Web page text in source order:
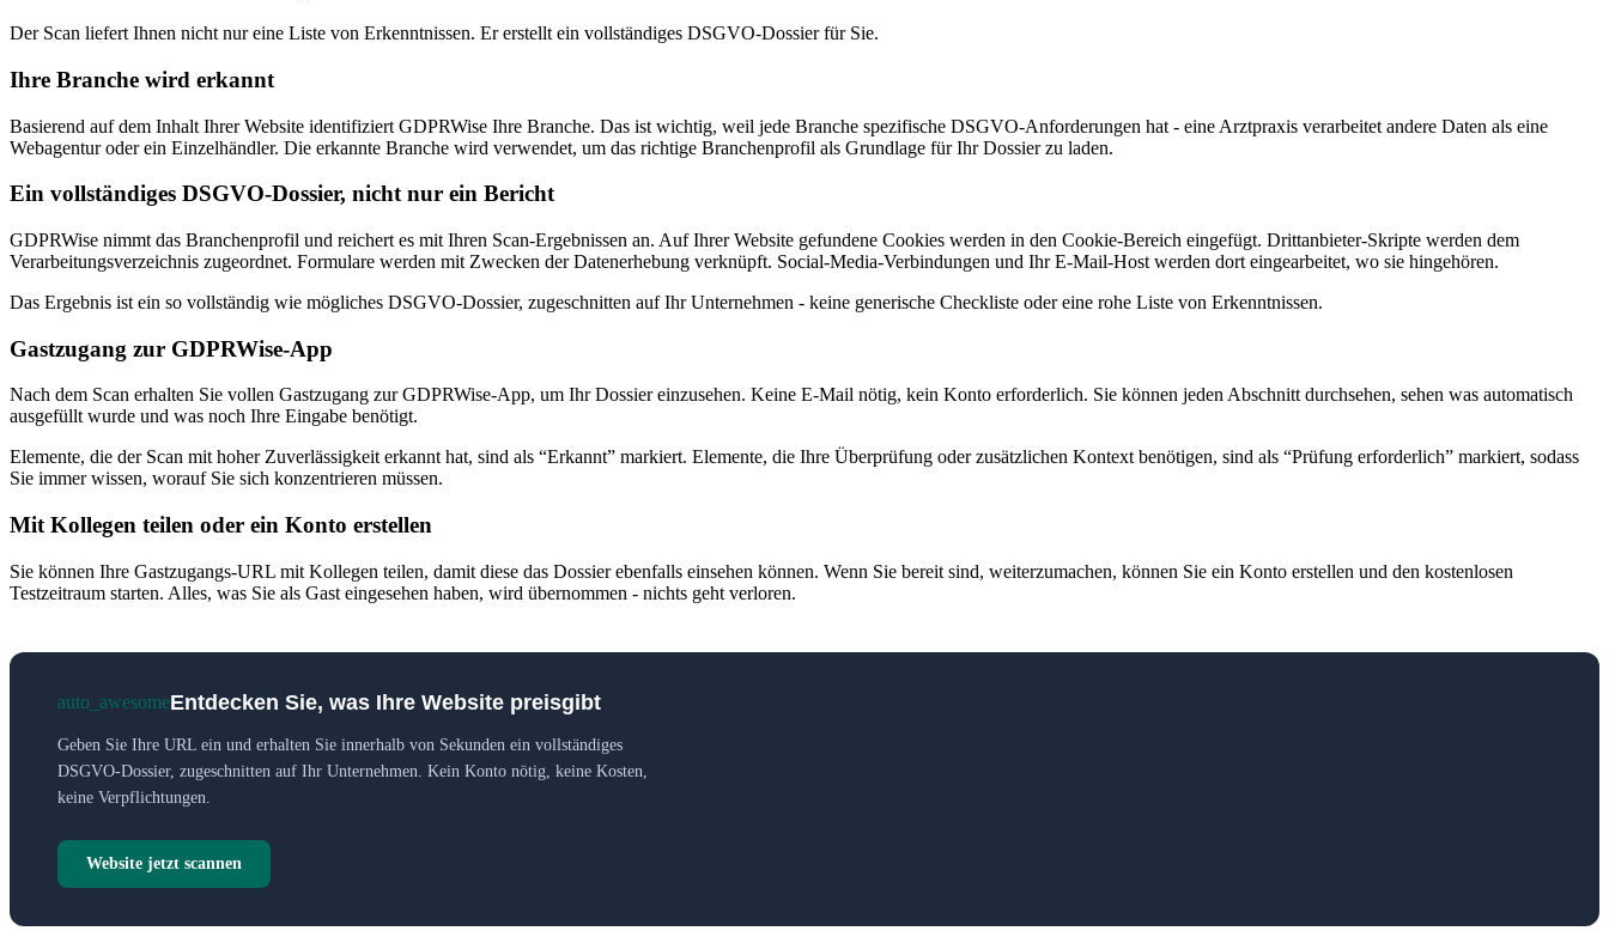
Der Scan liefert Ihnen nicht nur eine Liste von Erkenntnissen. Er erstellt ein vollständiges DSGVO-Dossier für Sie.
Ihre Branche wird erkannt
Basierend auf dem Inhalt Ihrer Website identifiziert GDPRWise Ihre Branche. Das ist wichtig, weil jede Branche spezifische DSGVO-Anforderungen hat - eine Arztpraxis verarbeitet andere Daten als eine
Webagentur oder ein Einzelhändler. Die erkannte Branche wird verwendet, um das richtige Branchenprofil als Grundlage für Ihr Dossier zu laden.
Ein vollständiges DSGVO-Dossier, nicht nur ein Bericht
GDPRWise nimmt das Branchenprofil und reichert es mit Ihren Scan-Ergebnissen an. Auf Ihrer Website gefundene Cookies werden in den Cookie-Bereich eingefügt. Drittanbieter-Skripte werden dem
Verarbeitungsverzeichnis zugeordnet. Formulare werden mit Zwecken der Datenerhebung verknüpft. Social-Media-Verbindungen und Ihr E-Mail-Host werden dort eingearbeitet, wo sie hingehören.
Das Ergebnis ist ein so vollständig wie mögliches DSGVO-Dossier, zugeschnitten auf Ihr Unternehmen - keine generische Checkliste oder eine rohe Liste von Erkenntnissen.
Gastzugang zur GDPRWise-App
Nach dem Scan erhalten Sie vollen Gastzugang zur GDPRWise-App, um Ihr Dossier einzusehen. Keine E-Mail nötig, kein Konto erforderlich. Sie können jeden Abschnitt durchsehen, sehen was automatisch
ausgefüllt wurde und was noch Ihre Eingabe benötigt.
Elemente, die der Scan mit hoher Zuverlässigkeit erkannt hat, sind als “Erkannt” markiert. Elemente, die Ihre Überprüfung oder zusätzlichen Kontext benötigen, sind als “Prüfung erforderlich” markiert, sodass
Sie immer wissen, worauf Sie sich konzentrieren müssen.
Mit Kollegen teilen oder ein Konto erstellen
Sie können Ihre Gastzugangs-URL mit Kollegen teilen, damit diese das Dossier ebenfalls einsehen können. Wenn Sie bereit sind, weiterzumachen, können Sie ein Konto erstellen und den kostenlosen
Testzeitraum starten. Alles, was Sie als Gast eingesehen haben, wird übernommen - nichts geht verloren.
auto_awesomeEntdecken Sie, was Ihre Website preisgibt
Geben Sie Ihre URL ein und erhalten Sie innerhalb von Sekunden ein vollständiges
DSGVO-Dossier, zugeschnitten auf Ihr Unternehmen. Kein Konto nötig, keine Kosten,
keine Verpflichtungen.
Website jetzt scannen